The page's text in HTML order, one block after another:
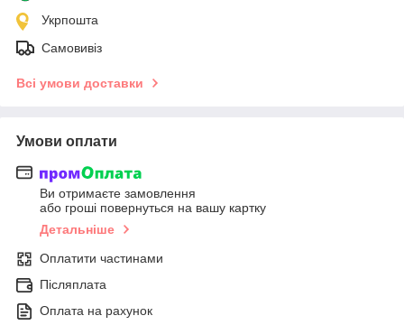
Укрпошта
Самовивіз
Всі умови доставки
Умови оплати
Ви отримаєте замовлення
або гроші повернуться на вашу картку
Детальніше
Оплатити частинами
Післяплата
Оплата на рахунок